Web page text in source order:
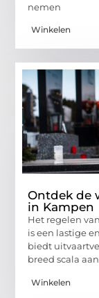
nemen
Winkelen
Ontdek de
in Kampen
Het regelen
is een lastige
biedt
breed scala
Winkelen